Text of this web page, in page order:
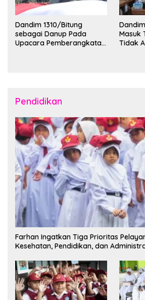
Dandim 1310/Bitung
sebagai Danup Pada
Upacara Pemberangkatan
Masuk
Tidak
Pendidikan
Farhan Ingatkan Tiga Prioritas
Kesehatan, Pendidikan, dan